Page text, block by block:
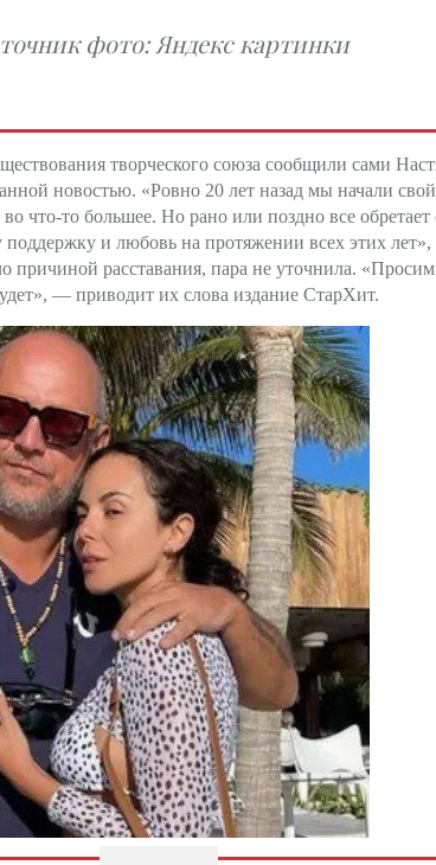
фото: Яндекс картинки
творческого союза сообщили сами
новостью. «Ровно 20 лет назад мы начали свой
что-то большее. Но рано или поздно все
и любовь на протяжении всех этих
причиной расставания, пара не уточнила.
— приводит их слова издание СтарХит.